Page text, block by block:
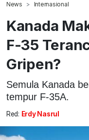
News Internasional
Kanada
F-35
Gripen?
Semula Kanada
tempur F-35A.
Red: Erdy Nasrul